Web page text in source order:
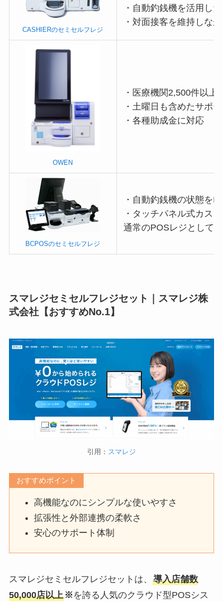
CASHIERのセミセルフレジ
・自動釣銭機を活用し
・対面接客を維持しな
OWEN
・医療機関2,500件以上
・土曜日も含めたサポ
・各種助成金に対応
BCPOSのセミセルフレジ
・自動釣銭機の状態を
・タッチパネル式カス
通常のPOSレジとして
スマレジセミセルフレジセット｜スマレジ株
式会社【おすすめNo.1】
引用： スマレジ
おすすめポイント
高機能なのにシンプルな使いやすさ
拡張性と外部連携の柔軟さ
安心のサポート体制
スマレジセミセルフレジセットは、 導入店舗数
50,000店以上※ を誇る人気のクラウド型POSシス